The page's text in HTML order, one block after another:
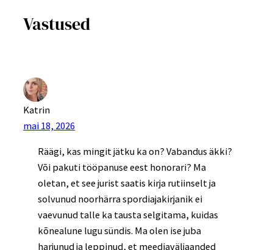
Vastused
Katrin
mai 18, 2026
Räägi, kas mingit jätku ka on? Vabandus äkki?
Või pakuti tööpanuse eest honorari? Ma
oletan, et see jurist saatis kirja rutiinselt ja
solvunud noorhärra spordiajakirjanik ei
vaevunud talle ka tausta selgitama, kuidas
kõnealune lugu sündis. Ma olen ise juba
harjunud ja leppinud, et meediaväljaanded